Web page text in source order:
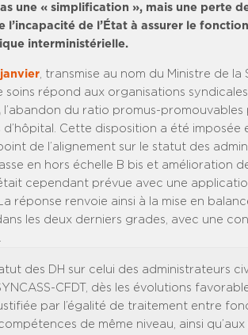
une « simplification », mais une perte
l’incapacité de l’État à assurer le
interministérielle.
, transmise au nom du Ministre de
soins répond aux organisations
l’abandon du ratio promus-promouvables
Cette disposition a été imposée
de l’alignement sur le statut des
en hors échelle B bis et amélioration
cependant prévue avec une
réponse renvoie ainsi à la mise en
les deux derniers grades, avec une
des DH sur celui des administrateurs
CFDT, dès les évolutions
par l’égalité de traitement entre
de même niveau, ainsi qu’aux